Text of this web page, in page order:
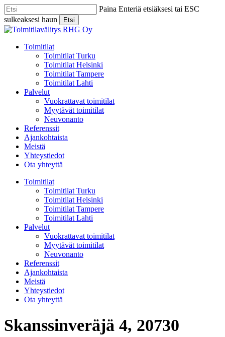
Skip
to
main
content
Paina Enteriä etsiäksesi tai ESC
sulkeaksesi haun
Etsi
Close
Menu
Toimitilat
Toimitilat Turku
Toimitilat Helsinki
Toimitilat Tampere
Toimitilat Lahti
Palvelut
Vuokrattavat toimitilat
Myytävät toimitilat
Neuvonanto
Referenssit
Ajankohtaista
Meistä
Yhteystiedot
Ota yhteyttä
Toimitilat
Toimitilat Turku
Toimitilat Helsinki
Toimitilat Tampere
Toimitilat Lahti
Palvelut
Vuokrattavat toimitilat
Myytävät toimitilat
Neuvonanto
Referenssit
Ajankohtaista
Meistä
Yhteystiedot
Ota yhteyttä
Skanssinveräjä 4, 20730